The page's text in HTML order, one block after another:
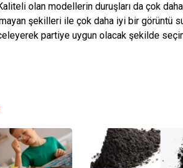
olan modellerin duruşları da çok
şekilleri ile çok daha iyi bir görüntü
partiye uygun olacak şekilde